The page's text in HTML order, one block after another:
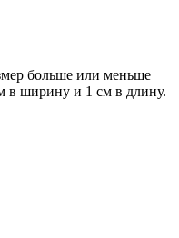
больше или меньше
в ширину и 1 см в длину.